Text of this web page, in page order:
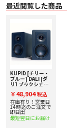
〇 クロスオーバー周
〇 エンクロージャー
〇 ターミナル -
〇 外径寸法（スパイ
〇 本体重量[kg] 2.96
・ クイック・セット
・ ウォール・ブラケ
・ ウォール・ブラケ
・ ラバーフット×8
・ フロントグリル×2
・ 保証書
〇 消費電力[Watt] -
〇 備考
最近閲覧した商品
KUPID [チリー・
ブルー] DALI [ダ
リ] ブックシェル
ア] 下取り査定額
20%アップ実施
中！
￥48,904税込
在庫有り！営業日
14時迄のご注文で
即日出
最短翌日にお届け